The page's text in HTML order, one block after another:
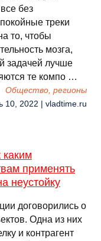
без
треки
то, чтобы
мозга,
задачей лучше
те компо …
Общество, регионы
10, 2022 | vladtime.ru
применять
неустойку
договорились о
Одна из них
и контрагент